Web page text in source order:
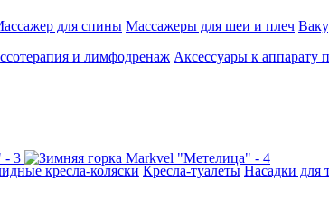
для спины Массажеры для шеи и плеч
и лимфодренаж Аксессуары к аппарату
кресла-коляски Кресла-туалеты Насадки для